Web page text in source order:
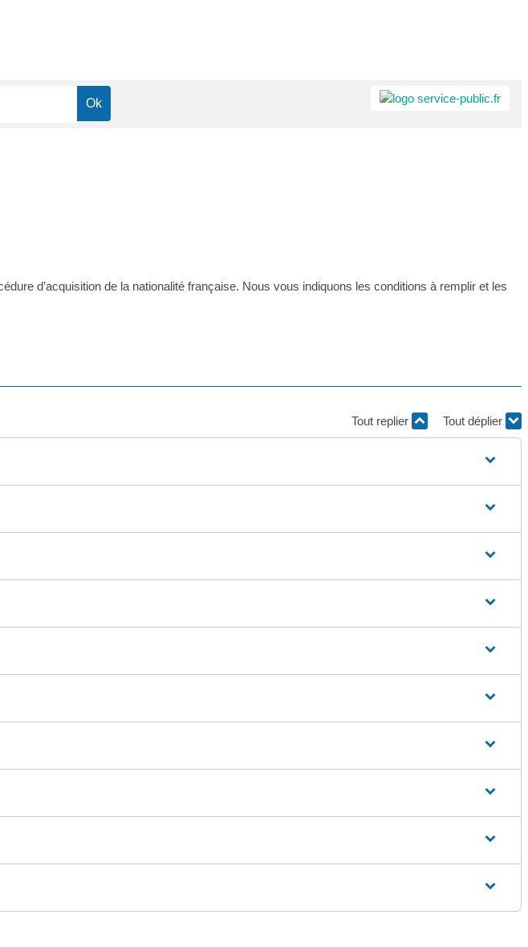
d’acquisition de la nationalité française. Nous vous indiquons les conditions à remplir et les
Tout replier Tout déplier